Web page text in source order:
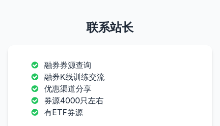
联系站长
融券券源查询
融券K线训练交流
优惠渠道分享
券源4000只左右
有ETF券源